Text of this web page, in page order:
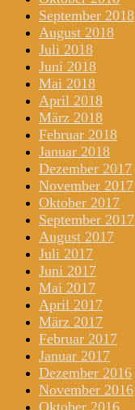
September 2018
August 2018
Juli 2018
Juni 2018
Mai 2018
April 2018
März 2018
Februar 2018
Januar 2018
Dezember 2017
November 2017
Oktober 2017
September 2017
August 2017
Juli 2017
Juni 2017
Mai 2017
April 2017
März 2017
Februar 2017
Januar 2017
Dezember 2016
November 2016